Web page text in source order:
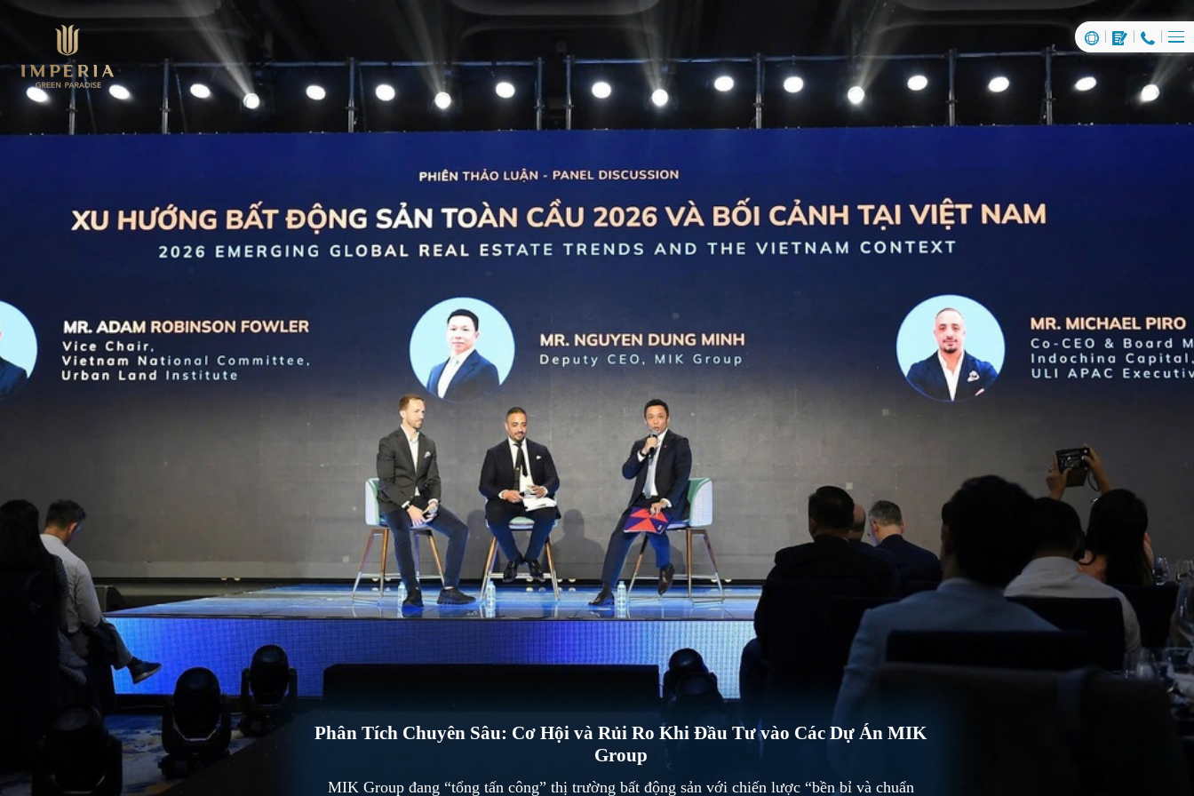
Phân Tích Chuyên Sâu: Cơ Hội và Rủi Ro Khi Đầu Tư vào Các Dự Án MIK
Group
MIK Group đang “tổng tấn công” thị trường bất động sản với chiến lược “bền bỉ và chuẩn